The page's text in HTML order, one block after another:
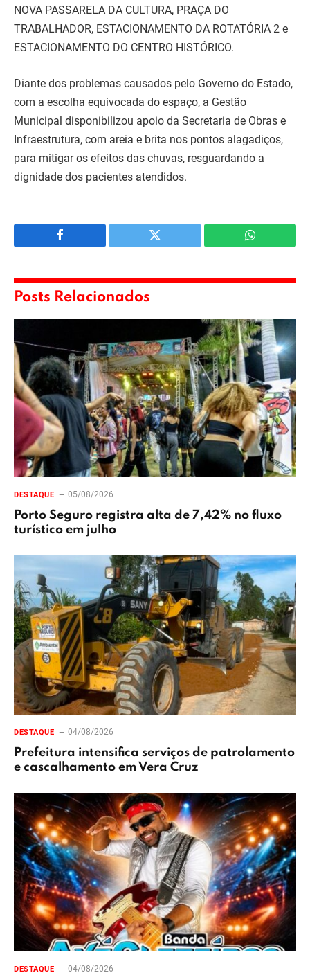
NOVA PASSARELA DA CULTURA, PRAÇA DO
TRABALHADOR, ESTACIONAMENTO DA ROTATÓRIA 2 e
ESTACIONAMENTO DO CENTRO HISTÓRICO.
Diante dos problemas causados pelo Governo do Estado,
com a escolha equivocada do espaço, a Gestão
Municipal disponibilizou apoio da Secretaria de Obras e
Infraestrutura, com areia e brita nos pontos alagadiços,
para mitigar os efeitos das chuvas, resguardando a
dignidade dos pacientes atendidos.
Facebook Twitter WhatsApp
Posts Relacionados
DESTAQUE 05/08/2026
Porto Seguro registra alta de 7,42% no fluxo
turístico em julho
DESTAQUE 04/08/2026
Prefeitura intensifica serviços de patrolamento
e cascalhamento em Vera Cruz
DESTAQUE 04/08/2026